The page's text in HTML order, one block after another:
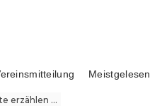
Meistgelesen
erzählen ...